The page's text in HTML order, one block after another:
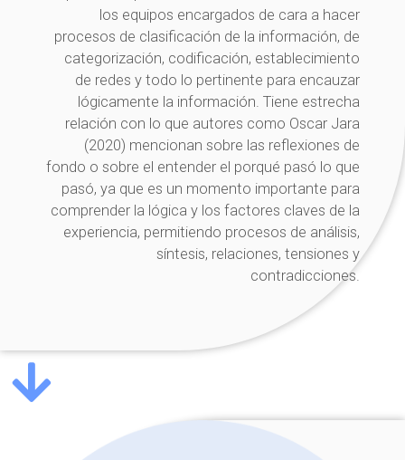
los equipos encargados de cara a hacer
procesos de clasificación de la información, de
categorización, codificación, establecimiento
de redes y todo lo pertinente para encauzar
lógicamente la información. Tiene estrecha
relación con lo que autores como Oscar Jara
(2020) mencionan sobre las reflexiones de
fondo o sobre el entender el porqué pasó lo que
pasó, ya que es un momento importante para
comprender la lógica y los factores claves de la
experiencia, permitiendo procesos de análisis,
síntesis, relaciones, tensiones y
contradicciones.